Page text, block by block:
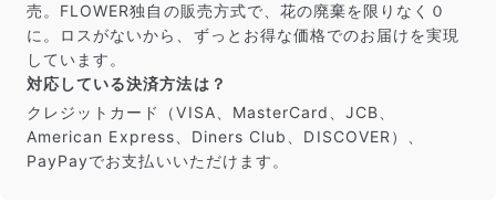
よくある質問
Q. 毎月自動でお花が届くサービスですか？
いいえ、毎月自動でお届けするサービスではありません。好
きな時に好きな花をご注文いただけます。
Q. 配送できないエリアはありますか？
ただいま沖縄・離島エリアへの配送には対応しておりませ
ん。ご了承ください。
売。FLOWER独自の販売方式で、花の廃棄を限りなく０
に。ロスがないから、ずっとお得な価格でのお届けを実現
しています。
対応している決済方法は？
クレジットカード（VISA、MasterCard、JCB、
American Express、Diners Club、DISCOVER）、
PayPayでお支払いいただけます。